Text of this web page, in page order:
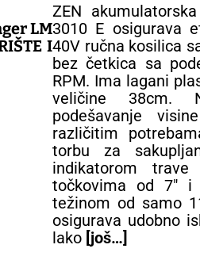
LM
I
ZEN
3010 E osigurava
40V ručna kosilica
bez četkica sa
RPM. Ima lagani
veličine 38cm.
podešavanje
različitim
torbu za
indikatorom
točkovima od 7″ i
težinom od samo
osigurava udobno
lako [još…]